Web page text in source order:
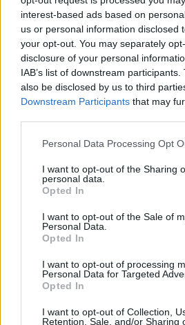
interest-based ads based on
us or personal information disclosed
your opt-out. You may separately
disclosure of your personal
IAB’s list of downstream
also be disclosed by us to third
Downstream Participants that may
Personal Data Processing Opt
I want to opt-out of the Sharing
personal data.
Opted In
I want to opt-out of the Sale of
Personal Data.
Opted In
I want to opt-out of processing
Personal Data for Targeted
Opted In
I want to opt-out of Collection,
Retention, Sale, and/or Sharing
Visi įrašai
Žiūrimiausi
Vaizdai iš tragiškos avarijos
32 laipsnių šilumos
Žinios
V. Zalužno pasisakymą laiko
Ukrainos politikoje: jis yra